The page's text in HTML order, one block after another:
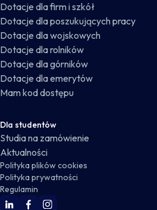
Dotacje dla firm i szkół
Dotacje dla poszukujących pracy
Dotacje dla wojskowych
Dotacje dla rolników
Dotacje dla górników
Dotacje dla emerytów
Mam kod dostępu
Dla studentów
Studia na zamówienie
Aktualności
Polityka plików cookies
Polityka prywatności
Regulamin
WSKZ Linkedin
WSKZ Facebook
WSKZ Instagram